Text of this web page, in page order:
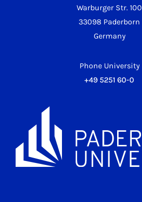
Warburger Str. 100
33098 Paderborn
Germany
Phone University
+49 5251 60-0